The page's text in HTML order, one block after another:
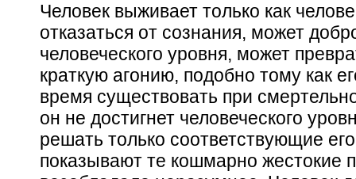
Человек выживает только как
отказаться от сознания, может
человеческого уровня, может
краткую агонию, подобно тому как
время существовать при
он не достигнет человеческого
решать только соответствующие
показывают те кошмарно жестокие